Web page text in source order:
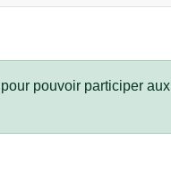
pour pouvoir participer aux